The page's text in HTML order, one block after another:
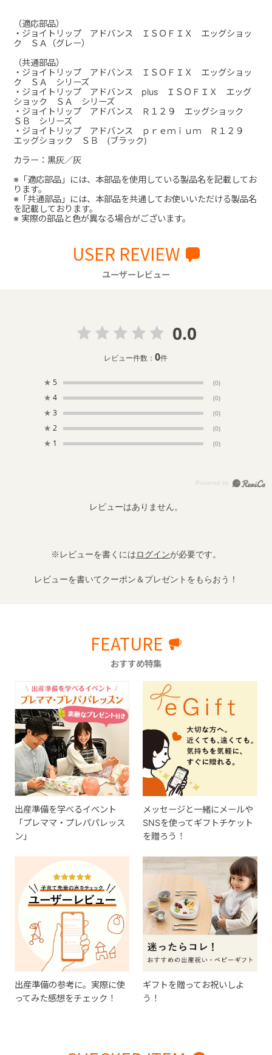
（適応部品）
・ジョイトリップ アドバンス ＩＳＯＦＩＸ エッグショッ
ク ＳＡ（グレー）
（共通部品）
・ジョイトリップ アドバンス ＩＳＯＦＩＸ エッグショッ
ク ＳＡ シリーズ
・ジョイトリップ アドバンス plus ＩＳＯＦＩＸ エッグ
ショック ＳＡ シリーズ
・ジョイトリップ アドバンス Ｒ１２９ エッグショック
ＳＢ シリーズ
・ジョイトリップ アドバンス ｐｒｅｍｉｕｍ Ｒ１２９
エッグショック ＳＢ (ブラック)
カラー：黒灰／灰
※「適応部品」には、本部品を使用している製品名を記載してお
ります。
※「共通部品」には、本部品を共通してお使いいただける製品名
を記載しております。
※ 実際の部品と色が異なる場合がございます。
USER REVIEW
ユーザーレビュー
0.0
レビュー件数：0件
★ 5 (0)
★ 4 (0)
★ 3 (0)
★ 2 (0)
★ 1 (0)
レビューはありません。
※レビューを書くにはログインが必要です。
レビューを書いてクーポン＆プレゼントをもらおう！
FEATURE
おすすめ特集
出産準備を学べるイベント
「プレママ・プレパパレッス
ン」
メッセージと一緒にメールや
SNSを使ってギフトチケット
を贈ろう！
出産準備の参考に。実際に使
ってみた感想をチェック！
ギフトを贈ってお祝いしよ
う！